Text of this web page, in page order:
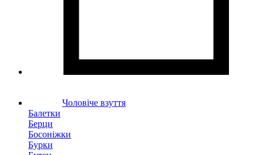
Чоловіче взуття
Балетки
Берци
Босоніжки
Бурки